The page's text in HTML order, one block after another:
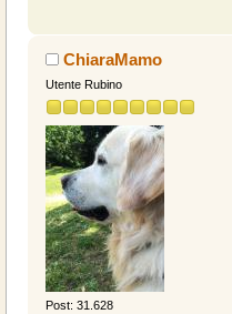
ChiaraMamo
Utente Rubino
Post: 31.628